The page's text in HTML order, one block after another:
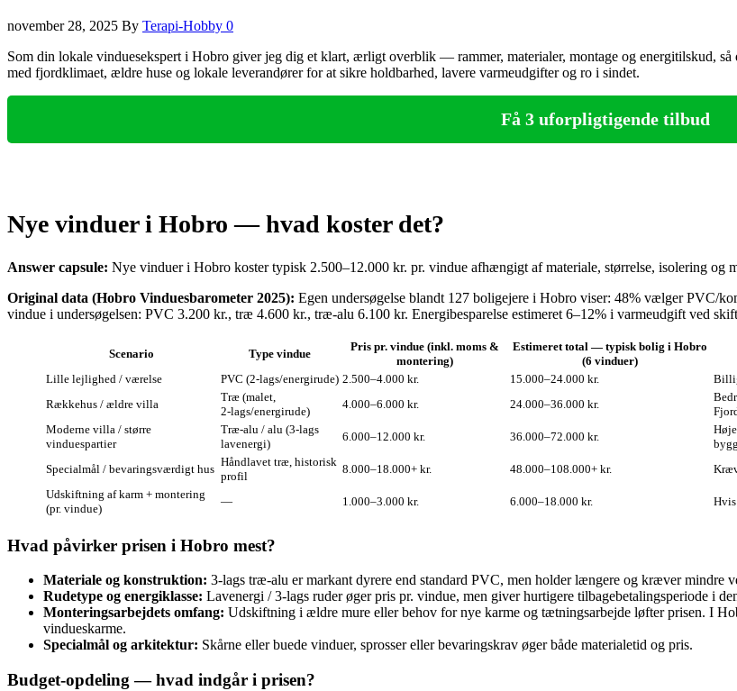
november 28, 2025 By Terapi-Hobby 0
Som din lokale vinduesekspert i Hobro giver jeg dig et klart, ærligt overblik — rammer, materialer, montage og energitilskud,
med fjordklimaet, ældre huse og lokale leverandører for at sikre holdbarhed, lavere varmeudgifter og ro i sindet.
Få 3 uforpligtigende tilbud
Nye vinduer i Hobro — hvad koster det?
Answer capsule: Nye vinduer i Hobro koster typisk 2.500–12.000 kr. pr. vindue afhængigt af materiale, størrelse, isolering og
Original data (Hobro Vinduesbarometer 2025): Egen undersøgelse blandt 127 boligejere i Hobro viser: 48% vælger PVC/
vindue i undersøgelsen: PVC 3.200 kr., træ 4.600 kr., træ‑alu 6.100 kr. Energibesparelse estimeret 6–12% i varmeudgift ved
Scenario Type vindue
Pris pr. vindue (inkl. moms &
montering)
Estimeret total — typisk bolig i Hobro
(6 vinduer)
Lille lejlighed / værelse
PVC (2‑lags/energirude) 2.500–4.000 kr. 15.000–24.000 kr.
Rækkehus / ældre villa
Træ (malet,
2‑lags/energirude)
4.000–6.000 kr. 24.000–36.000 kr.
Moderne villa / større
vinduespartier
Træ‑alu / alu (3‑lags
lavenergi)
6.000–12.000 kr. 36.000–72.000 kr.
Specialmål / bevaringsværdigt hus
Håndlavet træ, historisk
profil
8.000–18.000+ kr. 48.000–108.000+ kr.
Udskiftning af karm + montering
(pr. vindue)
— 1.000–3.000 kr. 6.000–18.000 kr.
Hvad påvirker prisen i Hobro mest?
Materiale og konstruktion: 3‑lags træ‑alu er markant dyrere end standard PVC, men holder længere og kræver mindre
Rudetype og energiklasse: Lavenergi / 3‑lags ruder øger pris pr. vindue, men giver hurtigere tilbagebetalingsperiode i
Monteringsarbejdets omfang: Udskiftning i ældre mure eller behov for nye karme og tætningsarbejde løfter prisen. I
vindueskarme.
Specialmål og arkitektur: Skårne eller buede vinduer, sprosser eller bevaringskrav øger både materialetid og pris.
Budget‑opdeling — hvad indgår i prisen?